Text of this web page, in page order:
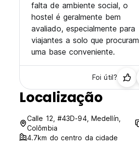
falta de ambiente social, o
hostel é geralmente bem
avaliado, especialmente para
viajantes a solo que procuram
uma base conveniente.
Foi útil?
Localização
Calle 12, #43D-94, Medellín,
Colômbia
4.7km do centro da cidade